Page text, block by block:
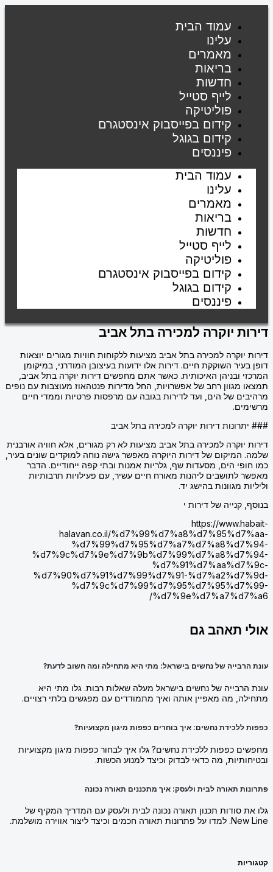
דילוג
עמוד הבית
עלינו
מאמרים
בריאות
חדשות
לייף סטייל
פוליטיקה
קידום בפייסבוק אינסטגרם
קידום בגוגל
פיננסים
עמוד הבית
עלינו
מאמרים
בריאות
חדשות
לייף סטייל
פוליטיקה
קידום בפייסבוק אינסטגרם
קידום בגוגל
פיננסים
דירות יוקרה למכירה בתל אביב
דירות יוקרה למכירה בתל אביב מציעות ללקוחות חוויות מגורים יוצאות
דופן בעיר השוקקת חיים. דירות אלו ידועות בעיצובן המודרני, במיקומן
המרכזי ובניהן האיכותית. כאשר אתם מחפשים דירות יוקרה בתל אביב,
תמצאו מגוון רחב של אפשרויות, החל מדירות פנטהאוז מעוצבות עם נופים
מרהיבים של הים, ועד לדירות בגובה עם מרפסות פרטיות וממדי חיים
מרשימים.
### יתרונות דירות יוקרה למכירה בתל אביב
דירות יוקרה למכירה בתל אביב מציעות לא רק מגורים, אלא חוויה אורבנית
שלמה. המיקום של דירות היוקרה מאפשר גישה נוחה למוקדים שונים בעיר,
כמו חופי הים, מסעדות שף, גלריות אמנות ובתי קפה ייחודיים. הדבר
מאפשר לתושבים ליהנות מאורח חיים עשיר, עם פעילויות תרבותיות
וליליות מגוונות בהישג יד.
בנוסף, קנייה של דירות י
https://www.habait-
halavan.co.il/%d7%99%d7%a8%d7%95%d7%aa-
%d7%99%d7%95%d7%a7%d7%a8%d7%94-
%d7%9c%d7%9e%d7%9b%d7%99%d7%a8%d7%94-
%d7%91%d7%aa%d7%9c-
%d7%90%d7%91%d7%99%d7%91-%d7%a2%d7%9d-
%d7%9c%d7%99%d7%95%d7%95%d7%99-
%d7%9e%d7%a7%d7%a6/
אולי תאהב גם
עונת הרבייה של נחשים בישראל: מתי היא מתחילה ומה חשוב לדעת?
עונת הרבייה של נחשים בישראל מעלה שאלות רבות. גלו מתי היא
מתחילה, מה מאפיין אותה ואיך מתמודדים עם מפגשים בלתי רצויים.
כפפות ללכידת נחשים: איך בוחרים כפפות מיגון מקצועיות?
מחפשים כפפות ללכידת נחשים? גלו איך לבחור כפפות מיגון מקצועיות
ובטיחותיות, מה כדאי לבדוק וכיצד למנוע הכשות.
פתרונות תאורה לבית ולעסק: איך מתכננים תאורה נכונה
גלו את סודות תכנון תאורה נכונה לבית ולעסק עם המדריך המקיף של
New Line. למדו על פתרונות תאורה חכמים וכיצד ליצור אווירה מושלמת.
קטגוריות